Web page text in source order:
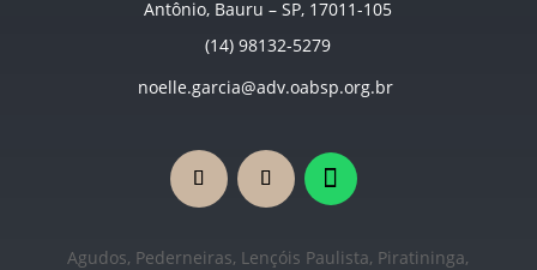
Antônio, Bauru – SP, 17011-105
(14) 98132-5279
noelle.garcia@adv.oabsp.org.br
Agudos, Pederneiras, Lençóis Paulista, Piratininga,